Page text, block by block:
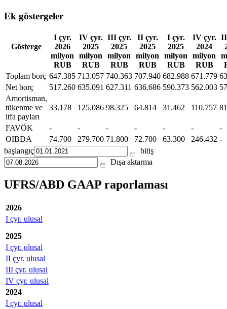
Ek göstergeler
Gösterge
I çyr.
2026
milyon
RUB
IV çyr.
2025
milyon
RUB
III çyr.
2025
milyon
RUB
II çyr.
2025
milyon
RUB
I çyr.
2025
milyon
RUB
IV çyr.
2024
milyon
RUB
Toplam borç 647.385 713.057 740.363 707.940 682.988 671.779
Net borç
517.260 635.091 627.311 636.686 590.373 562.003
Amortisman,
tükenme ve
itfa payları
33.178 125.086 98.325 64.814 31.462 110.757
FAVÖK - - - - - -
-
OIBDA
74.700 279.700 71.800 72.700 63.300 246.432 -
başlangıç
bitiş
Dışa aktarma
UFRS/ABD GAAP raporlaması
2026
I çyr. ulusal
2025
I çyr. ulusal
II çyr. ulusal
III çyr. ulusal
IV çyr. ulusal
2024
I çyr. ulusal